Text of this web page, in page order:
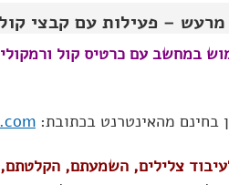
מרעש – פעילות עם קבצי
בחינם מהאינטרנט בכתובת:
צלילים, השמעתם,